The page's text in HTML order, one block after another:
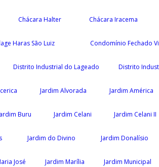
Chácara Halter Chácara Iracema
Haras São Luiz Condomínio Fechado
Distrito Industrial do Lageado Distrito
Jardim Alvorada Jardim América
Buru Jardim Celani Jardim Celani II
Jardim do Divino Jardim Donalísio
José Jardim Marília Jardim Municipal